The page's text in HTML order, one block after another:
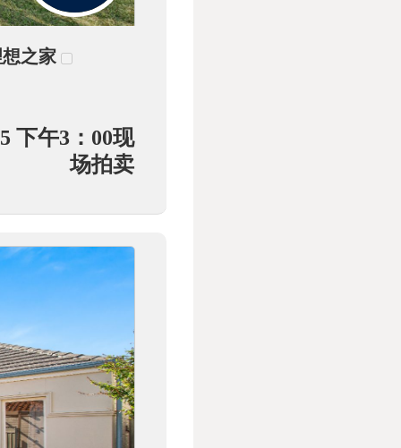
之家
下午3：00现
场拍卖